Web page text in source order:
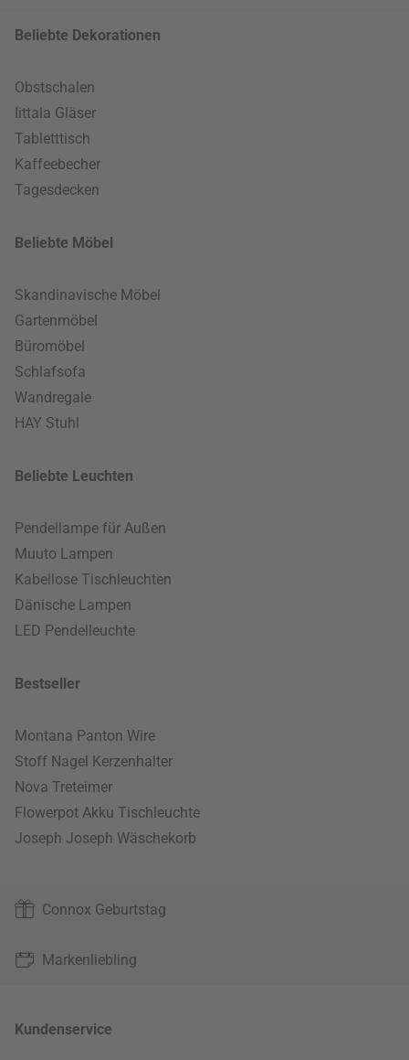
Beliebte Dekorationen
Obstschalen
Iittala Gläser
Tabletttisch
Kaffeebecher
Tagesdecken
Beliebte Möbel
Skandinavische Möbel
Gartenmöbel
Büromöbel
Schlafsofa
Wandregale
HAY Stuhl
Beliebte Leuchten
Pendellampe für Außen
Muuto Lampen
Kabellose Tischleuchten
Dänische Lampen
LED Pendelleuchte
Bestseller
Montana Panton Wire
Stoff Nagel Kerzenhalter
Nova Treteimer
Flowerpot Akku Tischleuchte
Joseph Joseph Wäschekorb
Connox Geburtstag
Markenliebling
Kundenservice